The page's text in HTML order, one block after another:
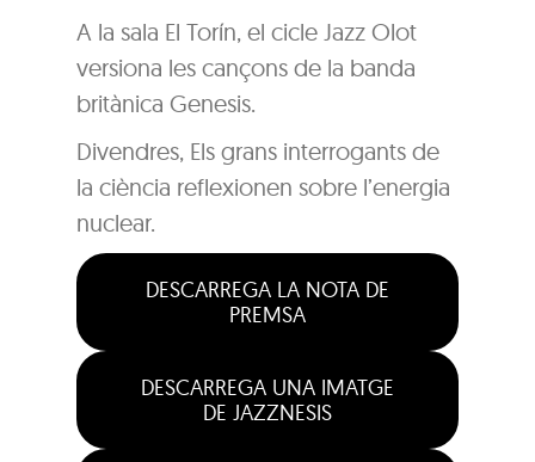
A la sala El Torín, el cicle Jazz Olot
versiona les cançons de la banda
britànica Genesis.
Divendres, Els grans interrogants de
la ciència reflexionen sobre l’energia
nuclear.
DESCARREGA LA NOTA DE
PREMSA
DESCARREGA UNA IMATGE
DE JAZZNESIS